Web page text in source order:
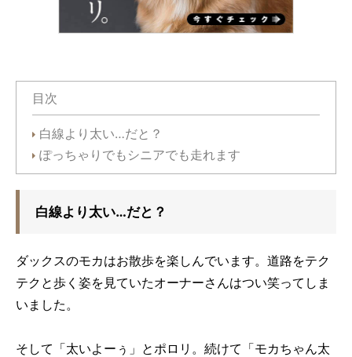
目次
白線より太い…だと？
ぽっちゃりでもシニアでも走れます
白線より太い…だと？
ダックスのモカはお散歩を楽しんでいます。道路をテク
テクと歩く姿を見ていたオーナーさんはつい笑ってしま
いました。
そして 「太いよーぅ」とポロリ。続けて「モカちゃん太